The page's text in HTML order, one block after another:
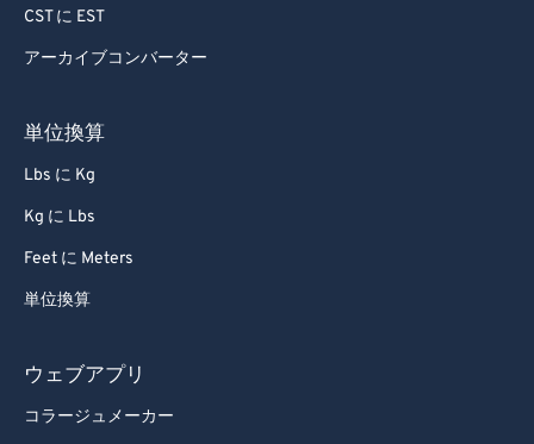
CST に EST
アーカイブコンバーター
単位換算
Lbs に Kg
Kg に Lbs
Feet に Meters
単位換算
ウェブアプリ
コラージュメーカー